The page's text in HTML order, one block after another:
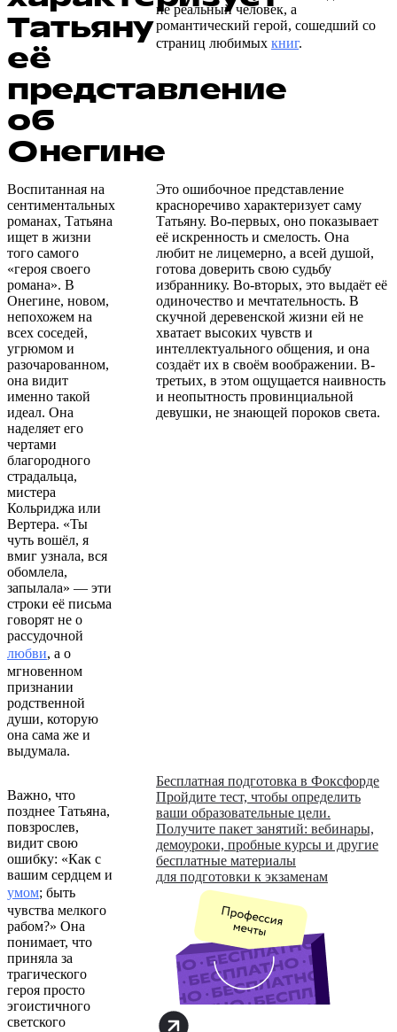
Татьяну
её
представление
об
Онегине
не реальный человек, а
романтический герой, сошедший со
страниц любимых книг.
Воспитанная на
сентиментальных
романах, Татьяна
ищет в жизни
того самого
«героя своего
романа». В
Онегине, новом,
непохожем на
всех соседей,
угрюмом и
разочарованном,
она видит
именно такой
идеал. Она
наделяет его
чертами
благородного
страдальца,
мистера
Кольриджа или
Вертера. «Ты
чуть вошёл, я
вмиг узнала, вся
обомлела,
запылала» — эти
строки её письма
говорят не о
рассудочной
любви, а о
мгновенном
признании
родственной
души, которую
она сама же и
выдумала.
Это ошибочное представление
красноречиво характеризует саму
Татьяну. Во-первых, оно показывает
её искренность и смелость. Она
любит не лицемерно, а всей душой,
готова доверить свою судьбу
избраннику. Во-вторых, это выдаёт её
одиночество и мечтательность. В
скучной деревенской жизни ей не
хватает высоких чувств и
интеллектуального общения, и она
создаёт их в своём воображении. В-
третьих, в этом ощущается наивность
и неопытность провинциальной
девушки, не знающей пороков света.
Важно, что
позднее Татьяна,
повзрослев,
видит свою
ошибку: «Как с
вашим сердцем и
умом; быть
чувства мелкого
рабом?» Она
понимает, что
приняла за
трагического
героя просто
эгоистичного
светского
Бесплатная подготовка в Фоксфорде
Пройдите тест, чтобы определить
ваши образовательные цели.
Получите пакет занятий: вебинары,
демоуроки, пробные курсы и другие
бесплатные материалы
для подготовки к экзаменам